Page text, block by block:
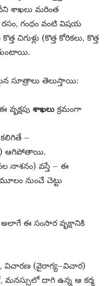
శాఖలు మరింత
గంధం వంటి విషయ
చిగుళ్లు (కొత్త కోరికలు, కొత్త
సూత్రాలు తెలుస్తాయి:
వృక్షపుశాఖలు క్రమంగా
–
ఆగిపోతాయి.
నాశనం) వస్తే – ఈ
నుంచే చెట్టు
అలాగే ఈ సంసార వృక్షానికి
విచారణ (వైరాగ్య–విచార)
దాగి ఉన్న ఆ కర్మ